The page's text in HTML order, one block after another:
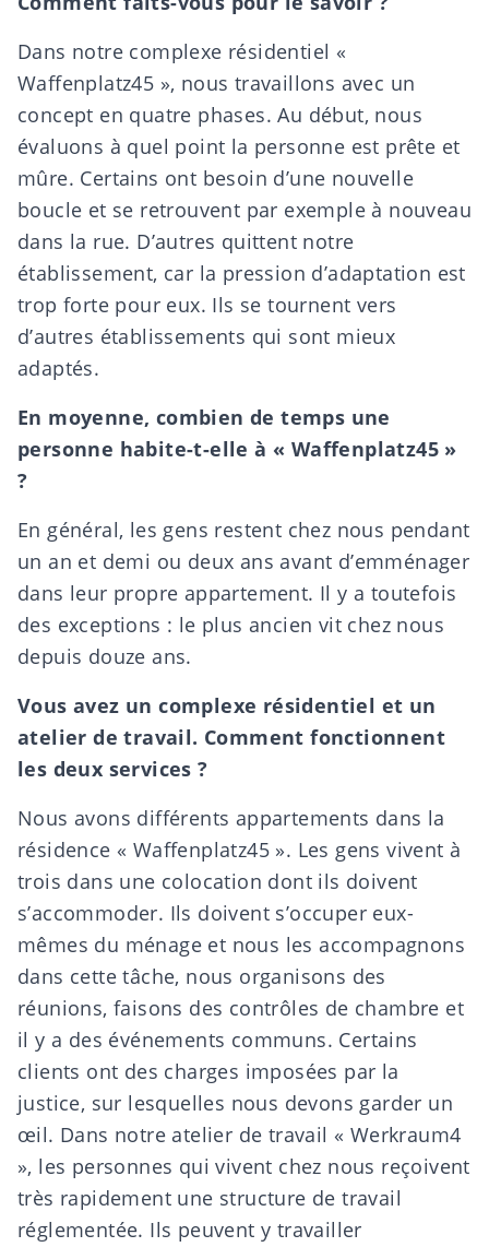
Dans notre complexe résidentiel «
Waffenplatz45 », nous travaillons avec un
concept en quatre phases. Au début, nous
évaluons à quel point la personne est prête et
mûre. Certains ont besoin d’une nouvelle
boucle et se retrouvent par exemple à nouveau
dans la rue. D’autres quittent notre
établissement, car la pression d’adaptation est
trop forte pour eux. Ils se tournent vers
d’autres établissements qui sont mieux
adaptés.
En moyenne, combien de temps une
personne habite-t-elle à « Waffenplatz45 »
?
En général, les gens restent chez nous pendant
un an et demi ou deux ans avant d’emménager
dans leur propre appartement. Il y a toutefois
des exceptions : le plus ancien vit chez nous
depuis douze ans.
Vous avez un complexe résidentiel et un
atelier de travail. Comment fonctionnent
les deux services ?
Nous avons différents appartements dans la
résidence « Waffenplatz45 ». Les gens vivent à
trois dans une colocation dont ils doivent
s’accommoder. Ils doivent s’occuper eux-
mêmes du ménage et nous les accompagnons
dans cette tâche, nous organisons des
réunions, faisons des contrôles de chambre et
il y a des événements communs. Certains
clients ont des charges imposées par la
justice, sur lesquelles nous devons garder un
œil. Dans notre atelier de travail « Werkraum4
», les personnes qui vivent chez nous reçoivent
très rapidement une structure de travail
réglementée. Ils peuvent y travailler